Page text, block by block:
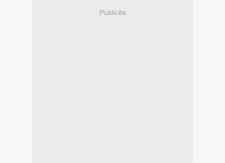
Publicité